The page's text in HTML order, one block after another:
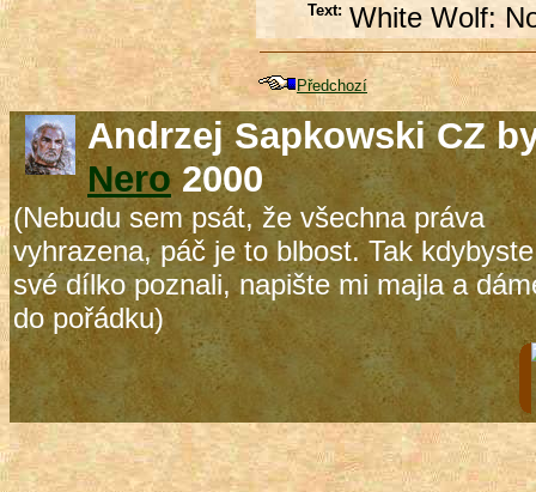
Text: White Wolf:
Předchozí
Andrzej Sapkowski CZ
Nero2000
(Nebudu sem psát, že všechna práva
vyhrazena, páč je to blbost. Tak
své dílko poznali, napište mi majla a
do pořádku)